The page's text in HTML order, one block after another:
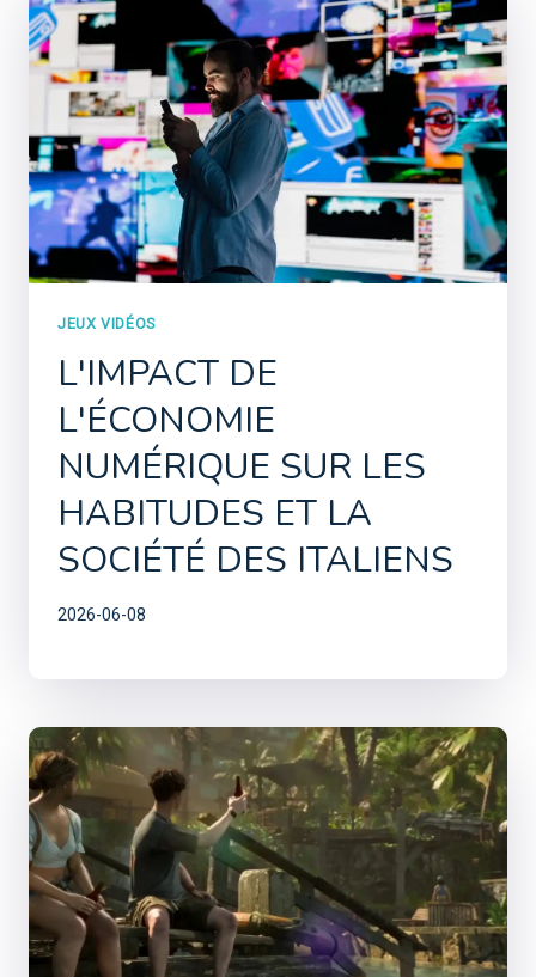
JEUX VIDÉOS
L'IMPACT DE
L'ÉCONOMIE
NUMÉRIQUE SUR LES
HABITUDES ET LA
SOCIÉTÉ DES ITALIENS
2026-06-08